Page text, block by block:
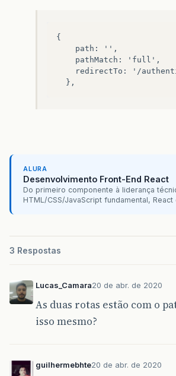
{
    path: '',
    pathMatch: 'full',
redirectTo: '/
ALURA
Desenvolvimento Front-End React
Do primeiro componente à liderança
HTML/CSS/JavaScript fundamental, React
3 Respostas
Lucas_Camara20 de abr. de 2020
As duas rotas estão com o
isso mesmo?
guilhermebhte20 de abr. de 2020